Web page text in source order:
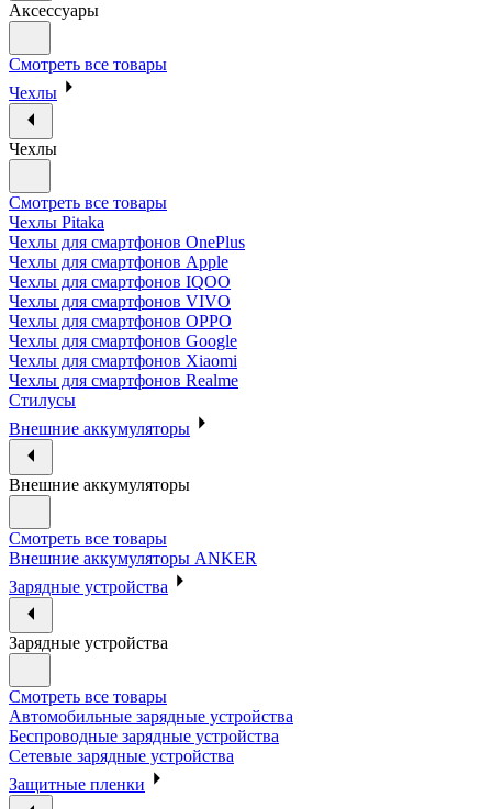
Аксессуары
Смотреть все товары
Чехлы
Чехлы
Смотреть все товары
Чехлы Pitaka
Чехлы для смартфонов OnePlus
Чехлы для смартфонов Apple
Чехлы для смартфонов IQOO
Чехлы для смартфонов VIVO
Чехлы для смартфонов OPPO
Чехлы для смартфонов Google
Чехлы для смартфонов Xiaomi
Чехлы для смартфонов Realme
Стилусы
Внешние аккумуляторы
Внешние аккумуляторы
Смотреть все товары
Внешние аккумуляторы ANKER
Зарядные устройства
Зарядные устройства
Смотреть все товары
Автомобильные зарядные устройства
Беспроводные зарядные устройства
Сетевые зарядные устройства
Защитные пленки